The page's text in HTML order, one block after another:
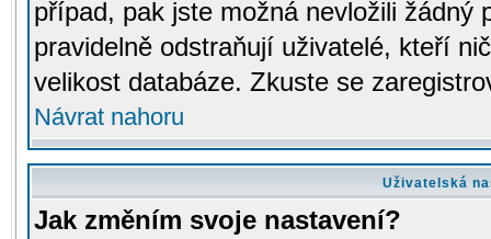
případ, pak jste možná nevložili žádný
pravidelně odstraňují uživatelé, kteří
velikost databáze. Zkuste se
Návrat nahoru
Uživatelská
Jak změním svoje nastavení?